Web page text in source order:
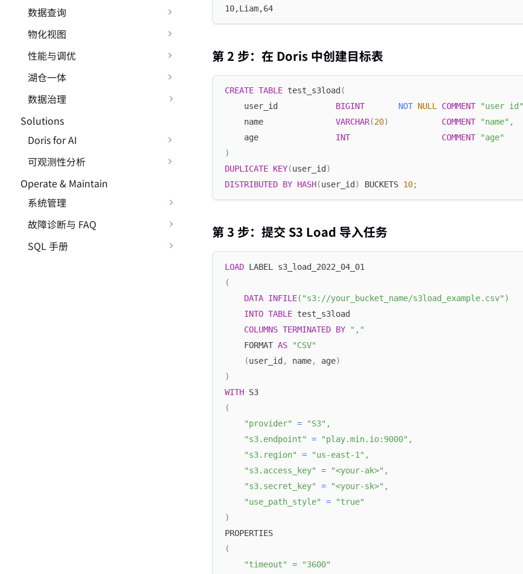
数据查询
物化视图
性能与调优
湖仓一体
数据治理
Solutions
Doris for AI
可观测性分析
Operate & Maintain
系统管理
故障诊断与 FAQ
SQL 手册
10,Liam,64
第 2 步：在 Doris 中创建目标表
CREATE TABLE test_s3load (
    user_id
BIGINT NOT NULL COMMENT "user id"
    name
VARCHAR(20) COMMENT "name" ,
    age
INT COMMENT
"age"
)
DUPLICATE KEY(user_id )
DISTRIBUTED BY HASH(user_id ) BUCKETS 10;
第 3 步：提交 S3 Load 导入任务
LOAD LABEL s3_load_2022_04_01
(
DATA INFILE( "s3://your_bucket_name/s3load_example.csv" )
INTO TABLE test_s3load
COLUMNS TERMINATED BY
","
    FORMAT
AS
"CSV"
(user_id, name, age)
)
WITH S3
(
"provider"
= "S3" ,
"s3.endpoint"
= "play.min.io:9000" ,
"s3.region"
= "us-east-1" ,
"s3.access_key"
= "<your-ak>" ,
"s3.secret_key"
= "<your-sk>" ,
"use_path_style"
=
"true"
)
PROPERTIES
(
"timeout"
=
"3600"